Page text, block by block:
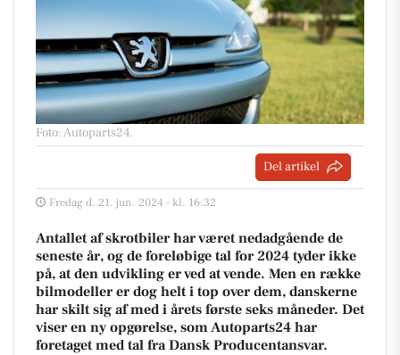
Foto: Autoparts24.
Del artikel
Fredag d. 21. jun. 2024 - kl. 16:32
Antallet af skrotbiler har været nedadgående de
seneste år, og de foreløbige tal for 2024 tyder ikke
på, at den udvikling er ved at vende. Men en række
bilmodeller er dog helt i top over dem, danskerne
har skilt sig af med i årets første seks måneder. Det
viser en ny opgørelse, som Autoparts24 har
foretaget med tal fra Dansk Producentansvar.